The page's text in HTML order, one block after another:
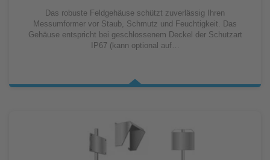
Das robuste Feldgehäuse schützt zuverlässig Ihren
Messumformer vor Staub, Schmutz und Feuchtigkeit. Das
Gehäuse entspricht bei geschlossenem Deckel der Schutzart
IP67 (kann optional auf…